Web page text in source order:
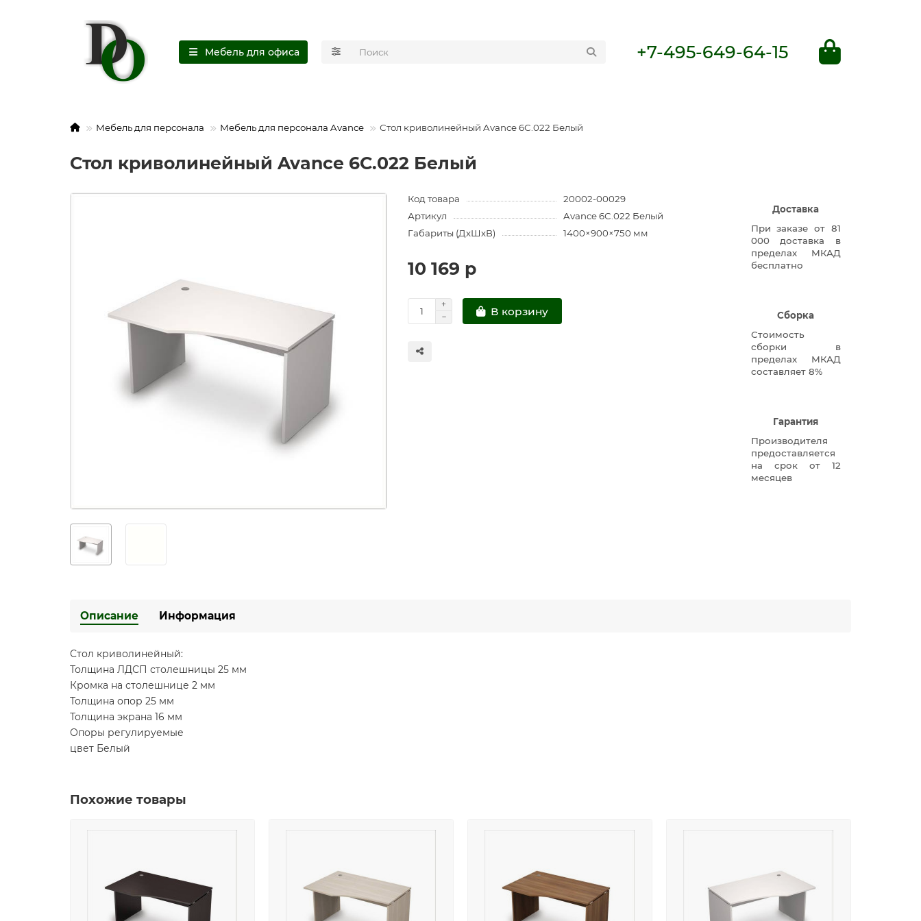
Мебель для офиса +7-495-649-64-15
Мебель для персонала Мебель для персонала Avance Стол криволинейный Avance 6С.022 Белый
Стол криволинейный Avance 6С.022 Белый
Код товара
20002-00029
Артикул
Avance 6С.022 Белый
Габариты (ДхШхВ)
1400×900×750 мм
10 169 р
В корзину
Доставка
При заказе от 81
000 доставка в
пределах МКАД
бесплатно
Сборка
Стоимость
сборки в
пределах МКАД
составляет 8%
Гарантия
Производителя
предоставляется
на срок от 12
месяцев
Описание Информация
Стол криволинейный:
Толщина ЛДСП столешницы 25 мм
Кромка на столешнице 2 мм
Толщина опор 25 мм
Толщина экрана 16 мм
Опоры регулируемые
цвет Белый
Похожие товары